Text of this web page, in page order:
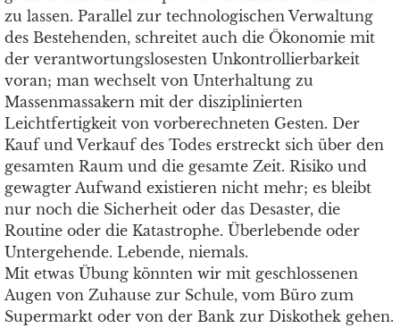
zu lassen. Parallel zur technologischen Verwaltung
des Bestehenden, schreitet auch die Ökonomie mit
der verantwortungslosesten Unkontrollierbarkeit
voran; man wechselt von Unterhaltung zu
Massenmassakern mit der disziplinierten
Leichtfertigkeit von vorberechneten Gesten. Der
Kauf und Verkauf des Todes erstreckt sich über den
gesamten Raum und die gesamte Zeit. Risiko und
gewagter Aufwand existieren nicht mehr; es bleibt
nur noch die Sicherheit oder das Desaster, die
Routine oder die Katastrophe. Überlebende oder
Untergehende. Lebende, niemals.
Mit etwas Übung könnten wir mit geschlossenen
Augen von Zuhause zur Schule, vom Büro zum
Supermarkt oder von der Bank zur Diskothek gehen.